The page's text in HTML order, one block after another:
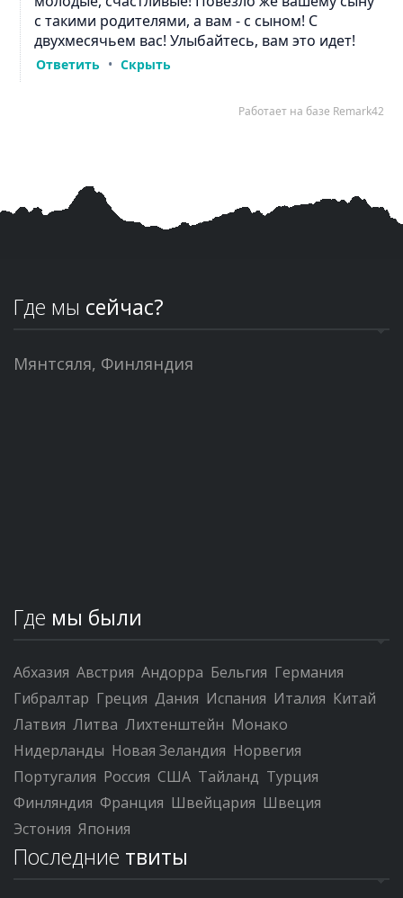
Где мы сейчас?
Мянтсяля, Финляндия
Где мы были
Абхазия Австрия Андорра Бельгия Германия
Гибралтар Греция Дания Испания Италия Китай
Латвия Литва Лихтенштейн Монако
Нидерланды Новая Зеландия Норвегия
Португалия Россия США Тайланд Турция
Финляндия Франция Швейцария Швеция
Эстония Япония
Последние твиты